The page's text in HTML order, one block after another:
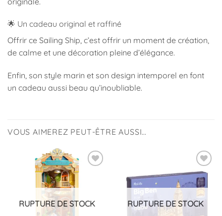
🌟 Un cadeau original et raffiné
Offrir ce Sailing Ship, c’est offrir un moment de création,
de calme et une décoration pleine d’élégance.
Enfin, son style marin et son design intemporel en font
un cadeau aussi beau qu’inoubliable.
VOUS AIMEREZ PEUT-ÊTRE AUSSI…
RUPTURE DE STOCK
Ajouter
à la
liste
d’envies
RUPTURE DE STOCK